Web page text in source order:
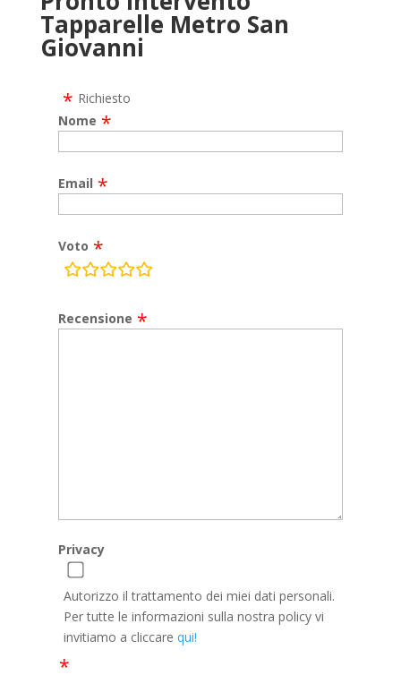
Tapparelle Metro San
Giovanni
Richiesto
Nome
Email
Voto
rating
Recensione
Privacy
Autorizzo il trattamento dei miei dati personali.
Per tutte le informazioni sulla nostra policy vi
invitiamo a cliccare qui!